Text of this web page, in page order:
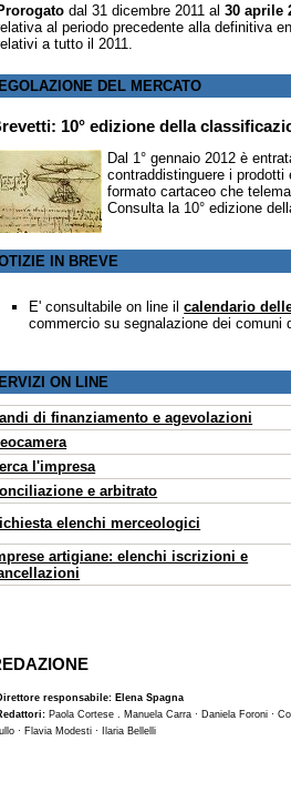
dal 31 dicembre 2011 al30 aprile
al periodo precedente alla definitiva
a tutto il 2011.
DEL MERCATO
10° edizione della
Dal 1° gennaio 2012 è
contraddistinguere i
formato cartaceo che
Consulta la 10° edizione
IN BREVE
E' consultabile on line ilcalendario
commercio su segnalazione dei comuni
ON LINE
di finanziamento e agevolazioni
l'impresa
e arbitrato
elenchi merceologici
artigiane: elenchi iscrizioni e
responsabile: Elena Spagna
Paola Cortese . Manuela Carra · Daniela Foroni ·
· Flavia Modesti · Ilaria Bellelli